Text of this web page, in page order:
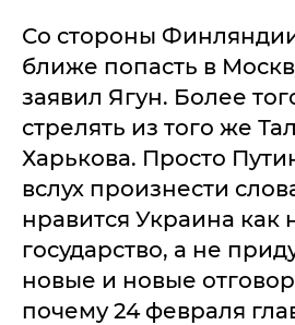
Со стороны
ближе попасть в
заявил Ягун. Более
стрелять из того же
Харькова. Просто
вслух произнести
нравится Украина как
государство, а не
новые и новые
почему 24 февраля